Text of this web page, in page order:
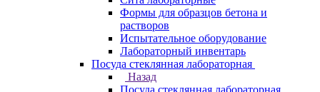
Формы для образцов бетона и
растворов
Испытательное оборудование
Лабораторный инвентарь
Посуда стеклянная лабораторная
Назад
Посуда стеклянная лабораторная